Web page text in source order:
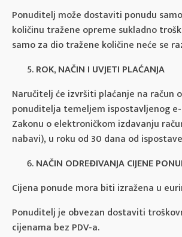
Ponuditelj može dostaviti ponudu
količinu tražene opreme sukladno
samo za dio tražene količine neće se
ROK, NAČIN I UVJETI PLAĆANJA
Naručitelj će izvršiti plaćanje na račun
ponuditelja temeljem ispostavljenog
Zakonu o elektroničkom izdavanju
nabavi), u roku od 30 dana od
NAČIN ODREĐIVANJA CIJENE
Cijena ponude mora biti izražena u
Ponuditelj je obvezan dostaviti
cijenama bez PDV-a.